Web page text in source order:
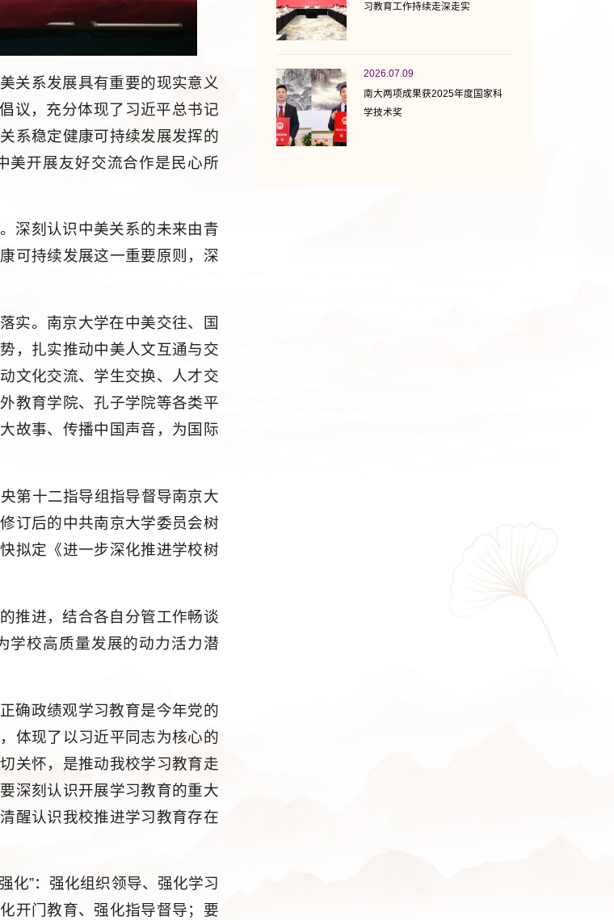
关系发展具有重要的现实意义
议，充分体现了习近平总书记
系稳定健康可持续发展发挥的
美开展友好交流合作是民心所
深刻认识中美关系的未来由青
可持续发展这一重要原则，深
实。南京大学在中美交往、国
，扎实推动中美人文互通与交
文化交流、学生交换、人才交
教育学院、孔子学院等各类平
故事、传播中国声音，为国际
第十二指导组指导督导南京大
订后的中共南京大学委员会树
拟定《进一步深化推进学校树
推进，结合各自分管工作畅谈
学校高质量发展的动力活力潜
确政绩观学习教育是今年党的
体现了以习近平同志为核心的
关怀，是推动我校学习教育走
深刻认识开展学习教育的重大
醒认识我校推进学习教育存在
化”：强化组织领导、强化学习
开门教育、强化指导督导；要
习教育工作持续走深走实
2026.07.09
南大两项成果获2025年度国家科
学技术奖